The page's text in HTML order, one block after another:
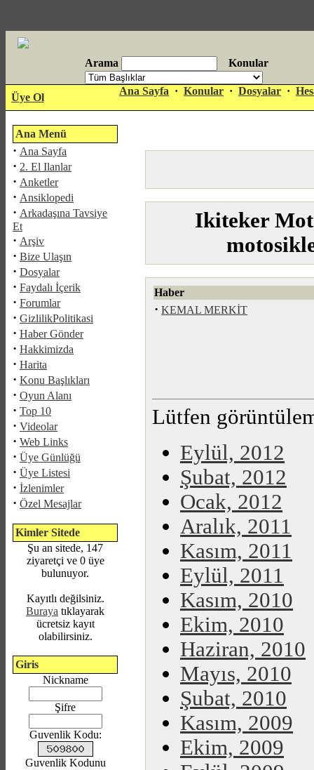
Arama Konular
Üye Ol
antalya
Ana Sayfa · Konular · Dosyalar ·
Ana Menü
· Ana Sayfa
· 2. El Ilanlar
· Anketler
· Ansiklopedi
· Arkadaşına Tavsiye
Et
· Arşiv
· Bize Ulaşın
· Dosyalar
· Faydalı İçerik
· Forumlar
· GizlilikPolitikasi
· Haber Gönder
· Hakkimizda
· Harita
· Konu Başlıkları
· Oyun Alanı
· Top 10
· Videolar
· Web Links
· Üye Günlüğü
· Üye Listesi
· İzlenimler
· Özel Mesajlar
Kimler Sitede
Şu an sitede, 147
ziyaretçi ve 0 üye
bulunuyor.
Kayıtlı değilsiniz.
Buraya tıklayarak
ücretsiz kayıt
olabilirsiniz.
Giris
Nickname
Şifre
Guvenlik Kodu:
Guvenlik Kodunu
Ikiteker
Haber
· KEMAL MERKİT
Lütfen
Eylül, 2012
Şubat, 2012
Ocak, 2012
Aralık, 2011
Kasım, 2011
Eylül, 2011
Kasım, 2010
Ekim, 2010
Haziran, 2010
Mayıs, 2010
Şubat, 2010
Kasım, 2009
Ekim, 2009